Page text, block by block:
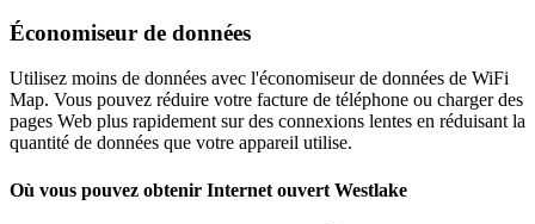
Économiseur de données
Utilisez moins de données avec l'économiseur de données de WiFi
Map. Vous pouvez réduire votre facture de téléphone ou charger des
pages Web plus rapidement sur des connexions lentes en réduisant la
quantité de données que votre appareil utilise.
Où vous pouvez obtenir Internet ouvert Westlake